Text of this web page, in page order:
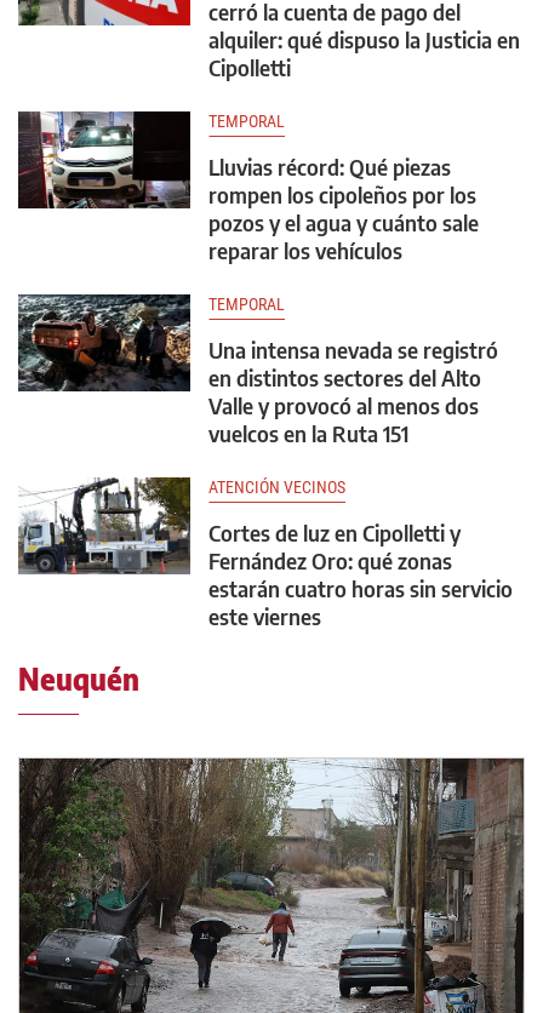
cerró la cuenta de pago del
alquiler: qué dispuso la Justicia en
Cipolletti
TEMPORAL
Lluvias récord: Qué piezas
rompen los cipoleños por los
pozos y el agua y cuánto sale
reparar los vehículos
TEMPORAL
Una intensa nevada se registró
en distintos sectores del Alto
Valle y provocó al menos dos
vuelcos en la Ruta 151
ATENCIÓN VECINOS
Cortes de luz en Cipolletti y
Fernández Oro: qué zonas
estarán cuatro horas sin servicio
este viernes
Neuquén